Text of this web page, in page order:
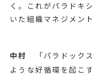
く。これがパラドキ
いた組織マネジメン
中村
「パラドック
ような好循環を起こ